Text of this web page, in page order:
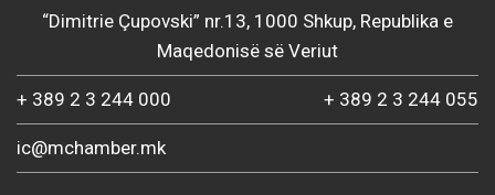
“Dimitrie Çupovski” nr.13, 1000 Shkup, Republika e
Maqedonisë së Veriut
+ 389 2 3 244 000 + 389 2 3 244 055
ic@mchamber.mk